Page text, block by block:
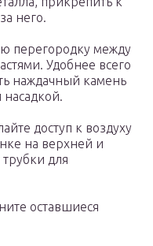
него.
перегородку между
Удобнее всего
наждачный камень
насадкой.
доступ к воздуху
на верхней и
для
оставшиеся